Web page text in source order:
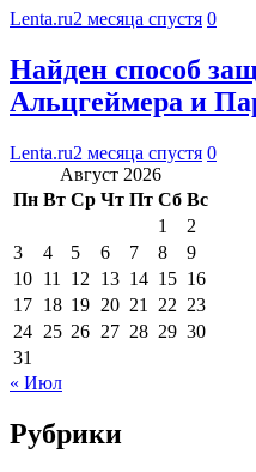
Lenta.ru2 месяца спустя 0
Найден способ
Альцгеймера и
Lenta.ru2 месяца спустя 0
Август 2026
Пн Вт Ср Чт Пт Сб Вс
1
2
3
4 5 6 7 8
9
10 11 12 13 14 15 16
17 18 19 20 21 22 23
24 25 26 27 28 29 30
31
« Июл
Рубрики